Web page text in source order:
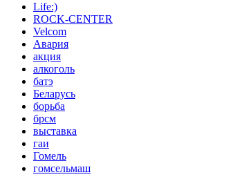
Life:)
ROCK-CENTER
Velcom
Авария
акция
алкоголь
батэ
Беларусь
борьба
брсм
выставка
гаи
Гомель
гомсельмаш